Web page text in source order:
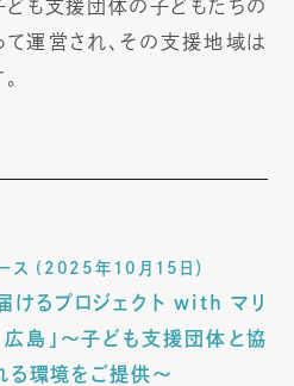
も支援団体の子どもたちの
運営され、その支援地域は
ース (2025年10月15日）
けるプロジェクト with マリ
島」 ～子ども支援団体と協
る環境をご提供～